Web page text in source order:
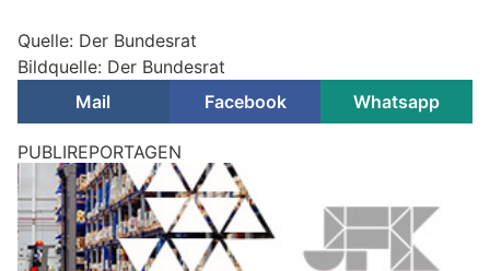
Quelle: Der Bundesrat
Bildquelle: Der Bundesrat
Mail
Facebook Whatsapp
PUBLIREPORTAGEN